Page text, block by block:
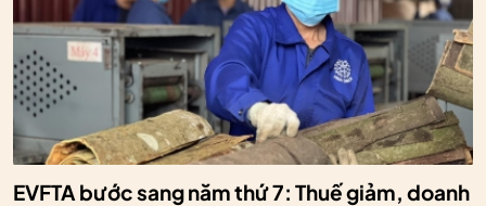
EVFTA bước sang năm thứ 7: Thuế giảm, doanh